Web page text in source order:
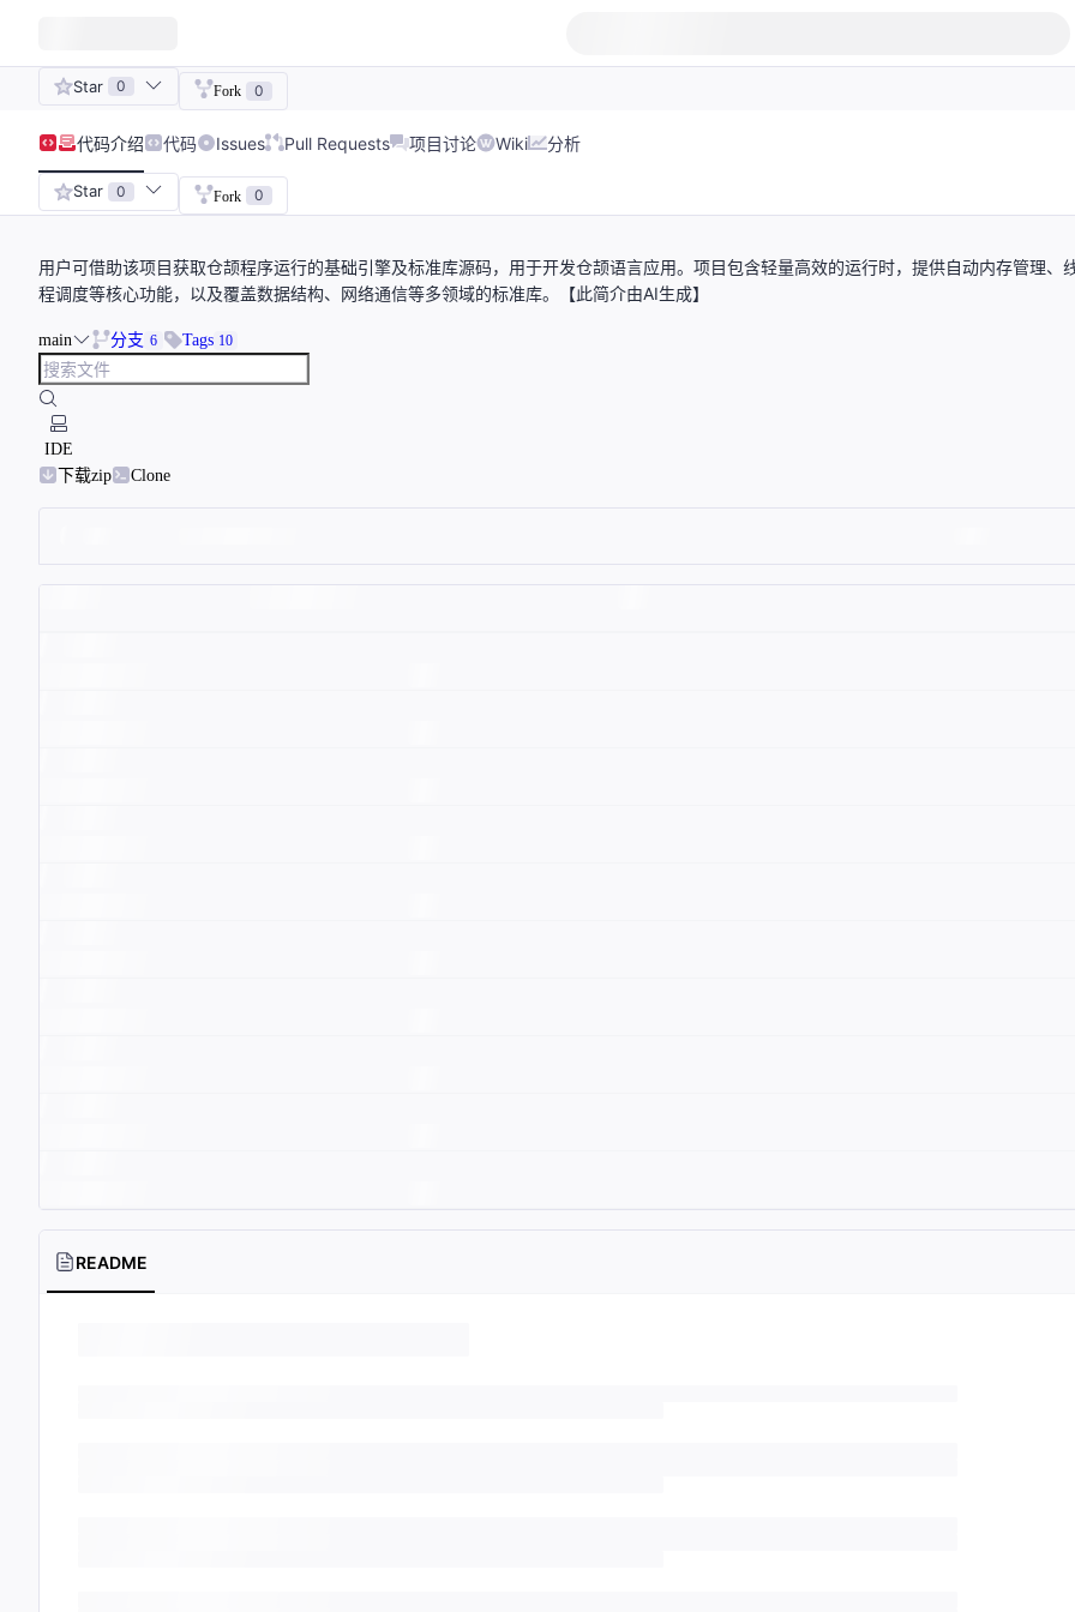
Star 0 Fork 0
代码介绍 代码 Issues Pull Requests 项目讨论 Wiki 分析
Star 0 Fork 0
用户可借助该项目获取仓颉程序运行的基础引擎及标准库源码，用于开发仓颉语言应用。项目包含轻量高效的运行时，提供自动内存管理、
程调度等核心功能，以及覆盖数据结构、网络通信等多领域的标准库。【此简介由AI生成】
main 分支 6 Tags 10
IDE
下载zip
Clone
README